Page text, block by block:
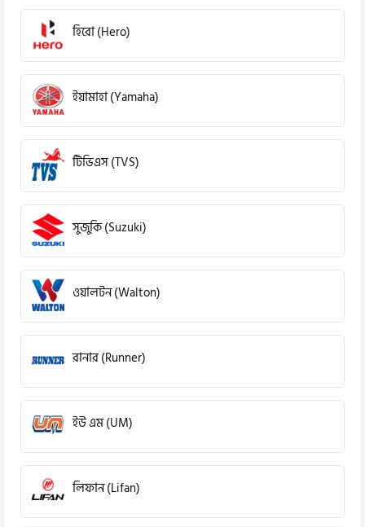
হিরো (Hero)
ইয়ামাহা (Yamaha)
টিভিএস (TVS)
সুজুকি (Suzuki)
ওয়ালটন (Walton)
রানার (Runner)
ইউ এম (UM)
লিফান (Lifan)